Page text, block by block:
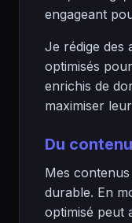
engageant
Je rédige des
optimisés
enrichis de
maximiser
Du
Mes
durable. En
optimisé peut